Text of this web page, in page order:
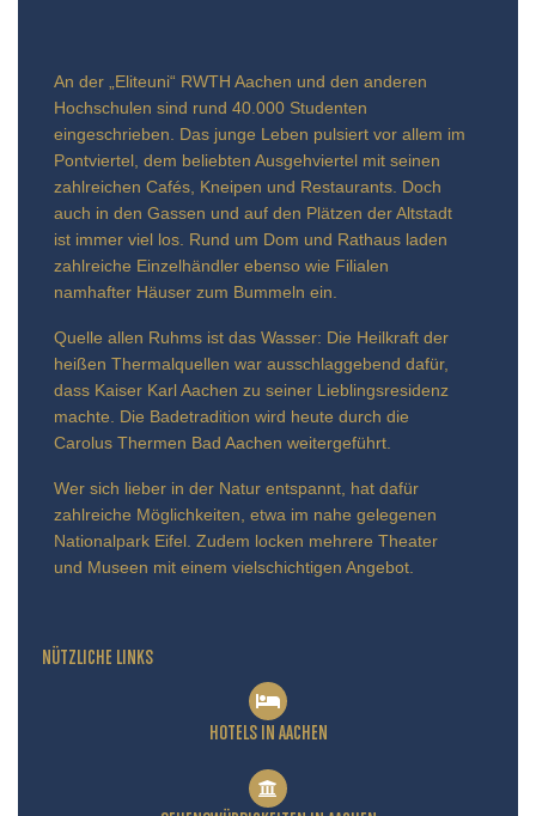
An der „Eliteuni“ RWTH Aachen und den anderen
Hochschulen sind rund 40.000 Studenten
eingeschrieben. Das junge Leben pulsiert vor allem im
Pontviertel, dem beliebten Ausgehviertel mit seinen
zahlreichen Cafés, Kneipen und Restaurants. Doch
auch in den Gassen und auf den Plätzen der Altstadt
ist immer viel los. Rund um Dom und Rathaus laden
zahlreiche Einzelhändler ebenso wie Filialen
namhafter Häuser zum Bummeln ein.
Quelle allen Ruhms ist das Wasser: Die Heilkraft der
heißen Thermalquellen war ausschlaggebend dafür,
dass Kaiser Karl Aachen zu seiner Lieblingsresidenz
machte. Die Badetradition wird heute durch die
Carolus Thermen Bad Aachen weitergeführt.
Wer sich lieber in der Natur entspannt, hat dafür
zahlreiche Möglichkeiten, etwa im nahe gelegenen
Nationalpark Eifel. Zudem locken mehrere Theater
und Museen mit einem vielschichtigen Angebot.
NÜTZLICHE LINKS
HOTELS IN AACHEN